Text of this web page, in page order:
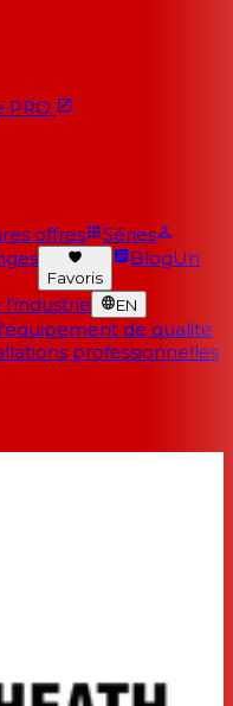
PRO
offres
Séries
Favoris
BlogUn
l'industrie EN
de qualité
professionnelles